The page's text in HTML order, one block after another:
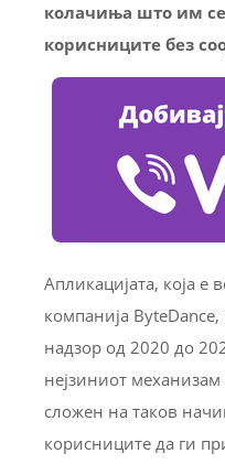
колачиња што им
корисниците без
Апликацијата, која е
компанија
надзор од 2020 до
нејзиниот
сложен на таков
корисниците да ги